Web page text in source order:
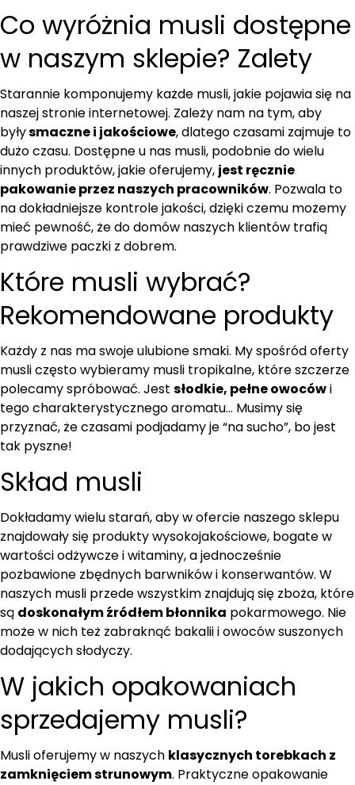
Co wyróżnia musli dostępne
w naszym sklepie? Zalety
Starannie komponujemy każde musli, jakie pojawia się na
naszej stronie internetowej. Zależy nam na tym, aby
byłysmaczne i jakościowe, dlatego czasami zajmuje to
dużo czasu. Dostępne u nas musli, podobnie do wielu
innych produktów, jakie oferujemy, jest ręcznie
pakowanie przez naszych pracowników. Pozwala to
na dokładniejsze kontrole jakości, dzięki czemu możemy
mieć pewność, że do domów naszych klientów trafią
prawdziwe paczki z dobrem.
Które musli wybrać?
Rekomendowane produkty
Każdy z nas ma swoje ulubione smaki. My spośród oferty
musli często wybieramy musli tropikalne, które szczerze
polecamy spróbować. Jest słodkie, pełne owocówi
tego charakterystycznego aromatu… Musimy się
przyznać, że czasami podjadamy je “na sucho”, bo jest
tak pyszne!
Skład musli
Dokładamy wielu starań, aby w ofercie naszego sklepu
znajdowały się produkty wysokojakościowe, bogate w
wartości odżywcze i witaminy, a jednocześnie
pozbawione zbędnych barwników i konserwantów. W
naszych musli przede wszystkim znajdują się zboża, które
są doskonałym źródłem błonnika pokarmowego. Nie
może w nich też zabraknąć bakalii i owoców suszonych
dodających słodyczy.
W jakich opakowaniach
sprzedajemy musli?
Musli oferujemy w naszych klasycznych torebkach z
zamknięciem strunowym. Praktyczne opakowanie